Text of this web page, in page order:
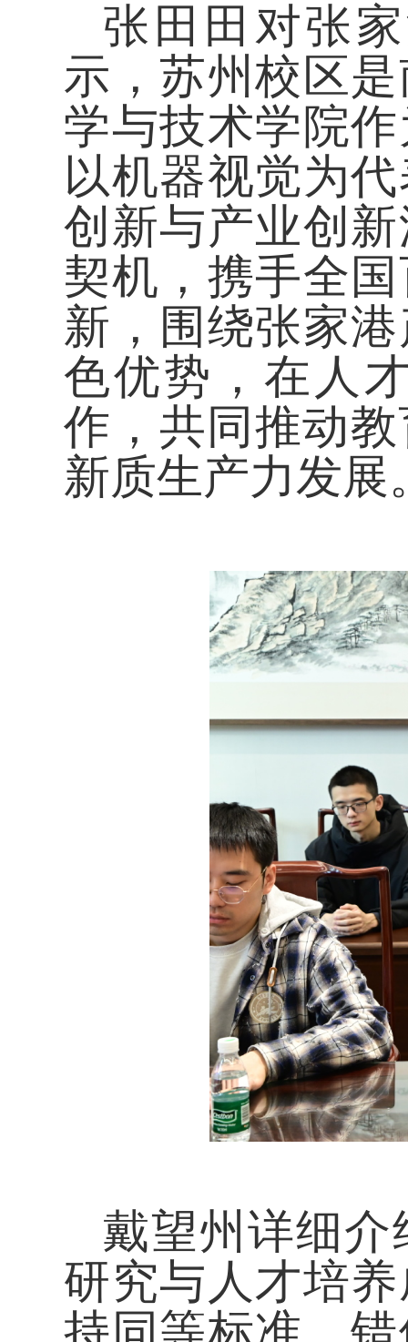
张田田对张
示，苏州校区
学与技术学院
以机器视觉为
创新与产业创
契机，携手全
新，围绕张家
色优势，在人
作，共同推动
新质生产力发展
戴望州详细
研究与人才培